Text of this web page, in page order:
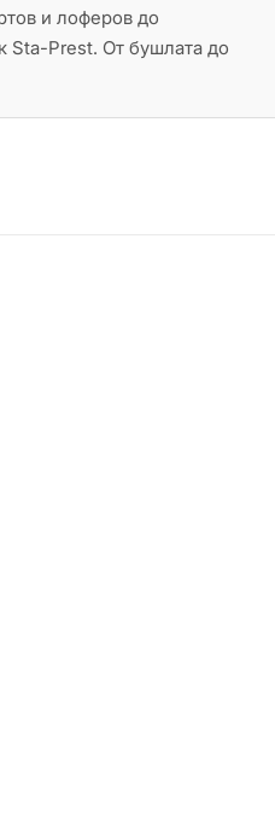
и лоферов до
Sta-Prest. От бушлата до